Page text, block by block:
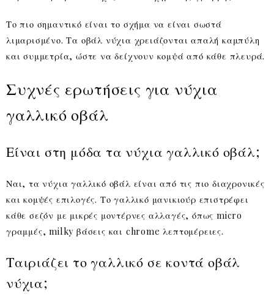
Το πιο σημαντικό είναι το σχήμα να είναι σωστά
λιμαρισμένο. Τα οβάλ νύχια χρειάζονται απαλή καμπύλη
και συμμετρία, ώστε να δείχνουν κομψά από κάθε πλευρά.
Συχνές ερωτήσεις για νύχια
γαλλικό οβάλ
Είναι στη μόδα τα νύχια γαλλικό οβάλ;
Ναι, τα νύχια γαλλικό οβάλ είναι από τις πιο διαχρονικές
και κομψές επιλογές. Το γαλλικό μανικιούρ επιστρέφει
κάθε σεζόν με μικρές μοντέρνες αλλαγές, όπως micro
γραμμές, milky βάσεις και chrome λεπτομέρειες.
Ταιριάζει το γαλλικό σε κοντά οβάλ
νύχια;